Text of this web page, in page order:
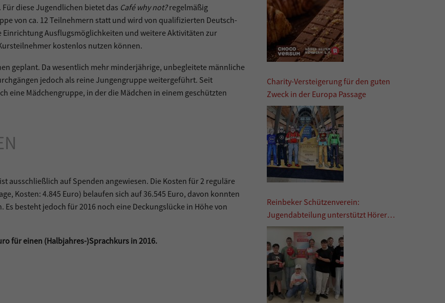
diese Jugendlichen bietet das Café why not?regelmäßig
von ca. 12 Teilnehmern statt und wird von qualifizierten Deutsch-
Ausflugsmöglichkeiten und weitere Aktivitäten zur
kostenlos nutzen können.
geplant. Da wesentlich mehr minderjährige, unbegleitete männliche
jedoch als reine Jungengruppe weitergeführt. Seit
eine Mädchengruppe, in der die Mädchen in einem geschützten
ausschließlich auf Spenden angewiesen. Die Kosten für 2 reguläre
Kosten: 4.845 Euro) belaufen sich auf 36.545 Euro, davon konnten
besteht jedoch für 2016 noch eine Deckungslücke in Höhe von
für einen (Halbjahres-)Sprachkurs in 2016.
Charity-Versteigerung für den guten
Zweck in der Europa Passage
Reinbeker Schützenverein:
Jugendabteilung unterstützt Hörer
helfen Kindern